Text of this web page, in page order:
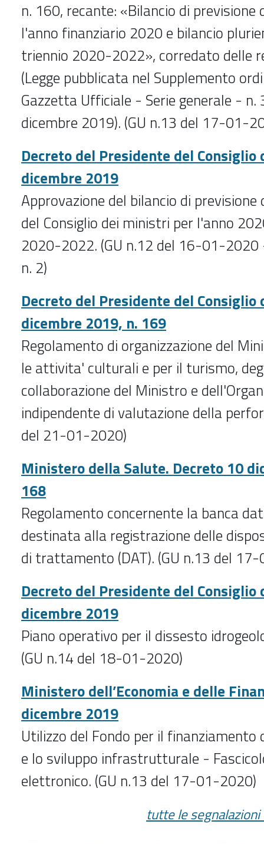
n. 160, recante: «Bilancio di
l'anno finanziario 2020 e bilancio
triennio 2020-2022», corredato delle
(Legge pubblicata nel Supplemento
Gazzetta Ufficiale - Serie generale - n.
dicembre 2019). (GU n.13 del 17-01-
Decreto del Presidente del
dicembre 2019
Approvazione del bilancio di previsione
del Consiglio dei ministri per l'anno
2020-2022. (GU n.12 del 16-01-2020
n. 2)
Decreto del Presidente del
dicembre 2019, n. 169
Regolamento di organizzazione del
le attivita' culturali e per il turismo,
collaborazione del Ministro e
indipendente di valutazione della
del 21-01-2020)
Ministero della Salute. Decreto 10
168
Regolamento concernente la banca
destinata alla registrazione delle
di trattamento (DAT). (GU n.13 del
Decreto del Presidente del
dicembre 2019
Piano operativo per il dissesto
(GU n.14 del 18-01-2020)
Ministero dell’Economia e delle
dicembre 2019
Utilizzo del Fondo per il
e lo sviluppo infrastrutturale -
elettronico. (GU n.13 del 17-01-2020)
tutte le